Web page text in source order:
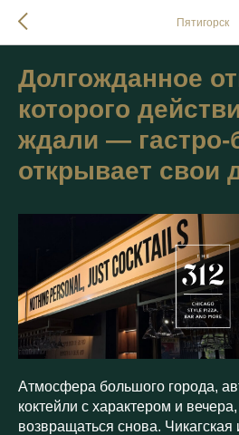
Пятигорск
Долгожданное
которого
ждали — гастро-
открывает свои
Атмосфера большого города,
коктейли с характером и
возвращаться снова. Чикагская